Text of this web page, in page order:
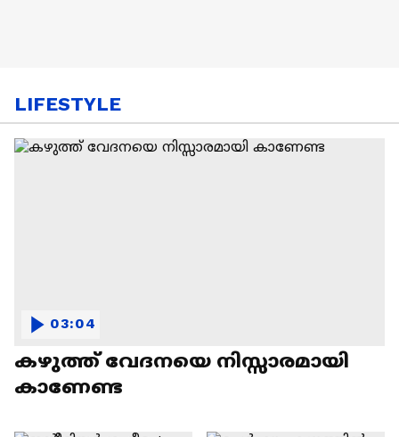
LIFESTYLE
കഴുത്ത് വേദനയെ നിസ്സാരമായി
കാണേണ്ട
03:04